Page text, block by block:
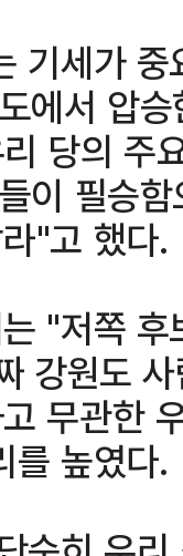
기세가
에서 압
당의 주
이 필승
"고 했다.
"저쪽
강원도
무관한
를 높였다.